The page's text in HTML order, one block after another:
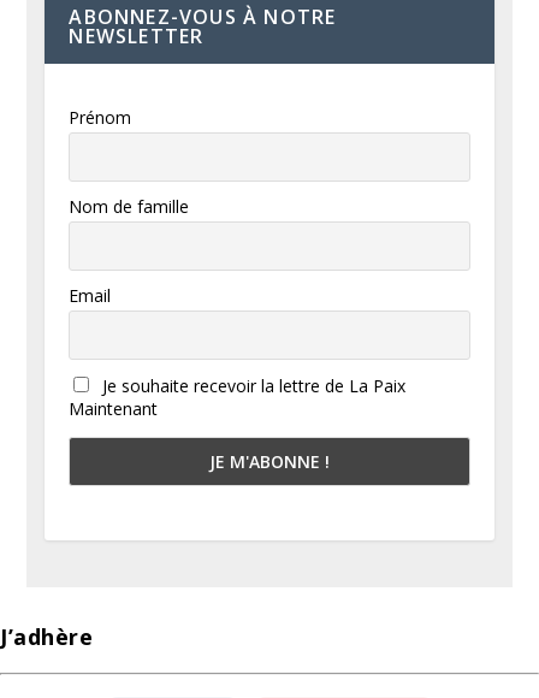
ABONNEZ-VOUS À NOTRE
NEWSLETTER
Prénom
Nom de famille
Email
Je souhaite recevoir la lettre de La Paix
Maintenant
J’adhère